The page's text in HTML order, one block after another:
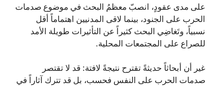
على مدى عقودٍ، انصبّ معظمُ البحث في موضوع صدمات
الحرب على الجنود، بينما لاقى المدنيين اهتماماً أقل
نسبياً، وتَغاضِي البحث كثيراً عن التأثيرات طويلة الأمد
للصراع على المجتمعات المحلية.
غير أن أبحاثاً حديثةً تقترح نتيجةً لافتة: قد لا تقتصر
صدمات الحرب على النفس فحسب، بل قد تترك آثاراً في